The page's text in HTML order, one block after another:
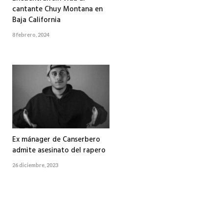
cantante Chuy Montana en
Baja California
8 febrero, 2024
Ex mánager de Canserbero
admite asesinato del rapero
26 diciembre, 2023